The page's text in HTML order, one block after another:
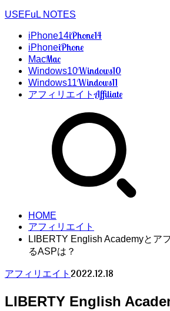
USEFuL NOTES
iPhone14iPhone14
iPhoneiPhone
MacMac
Windows10Windows10
Windows11Windows11
アフィリエイトAffiliate
HOME
アフィリエイト
LIBERTY English Academyとア
るASPは？
アフィリエイト 2022.12.18
LIBERTY English